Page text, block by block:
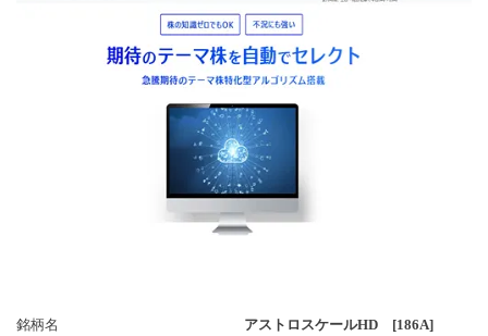
銘柄名 アストロスケールHD [186A]